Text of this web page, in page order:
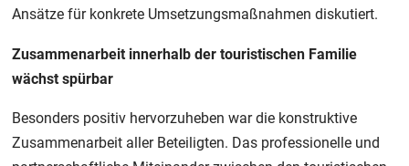
Ansätze für konkrete Umsetzungsmaßnahmen diskutiert.
Zusammenarbeit innerhalb der touristischen Familie
wächst spürbar
Besonders positiv hervorzuheben war die konstruktive
Zusammenarbeit aller Beteiligten. Das professionelle und